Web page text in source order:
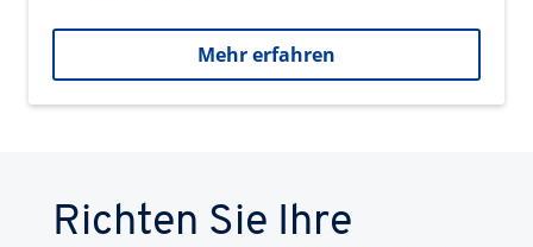
Mehr erfahren
Richten Sie Ihre